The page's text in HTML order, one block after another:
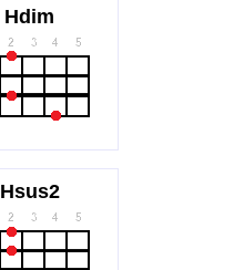
Hdim
Hsus2